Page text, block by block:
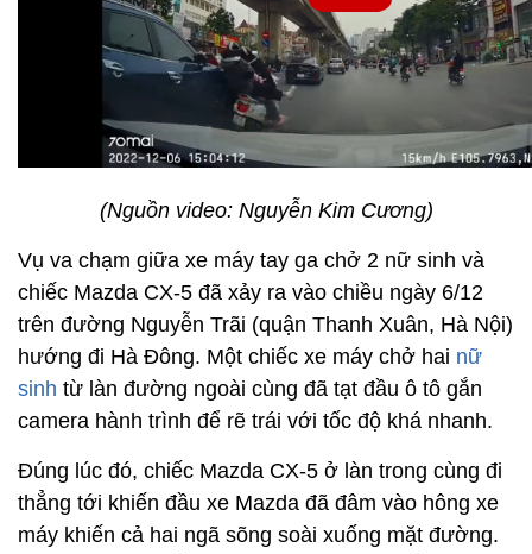
(Nguồn video: Nguyễn Kim Cương)
Vụ va chạm giữa xe máy tay ga chở 2 nữ sinh và
chiếc Mazda CX-5 đã xảy ra vào chiều ngày 6/12
trên đường Nguyễn Trãi (quận Thanh Xuân, Hà Nội)
hướng đi Hà Đông. Một chiếc xe máy chở hai nữ
sinh từ làn đường ngoài cùng đã tạt đầu ô tô gắn
camera hành trình để rẽ trái với tốc độ khá nhanh.
Đúng lúc đó, chiếc Mazda CX-5 ở làn trong cùng đi
thẳng tới khiến đầu xe Mazda đã đâm vào hông xe
máy khiến cả hai ngã sõng soài xuống mặt đường.